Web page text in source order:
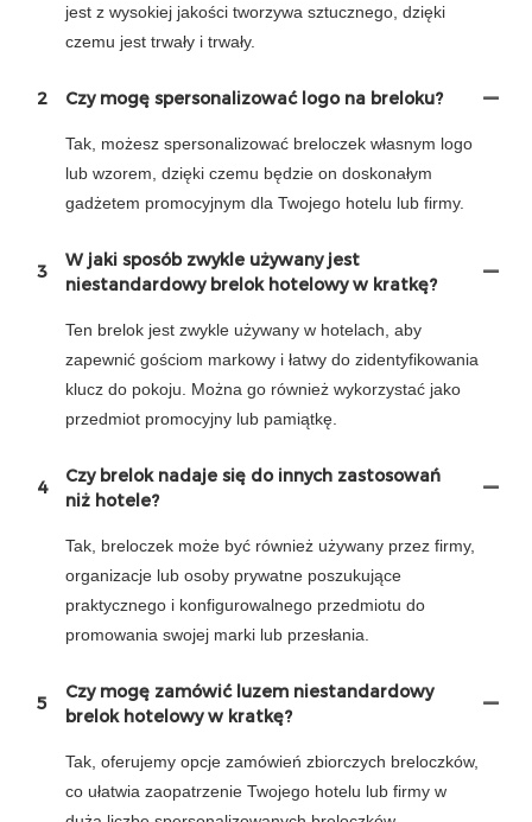
jest z wysokiej jakości tworzywa sztucznego, dzięki
czemu jest trwały i trwały.
2 Czy mogę spersonalizować logo na breloku?
Tak, możesz spersonalizować breloczek własnym logo
lub wzorem, dzięki czemu będzie on doskonałym
gadżetem promocyjnym dla Twojego hotelu lub firmy.
3
W jaki sposób zwykle używany jest
niestandardowy brelok hotelowy w kratkę?
Ten brelok jest zwykle używany w hotelach, aby
zapewnić gościom markowy i łatwy do zidentyfikowania
klucz do pokoju. Można go również wykorzystać jako
przedmiot promocyjny lub pamiątkę.
4
Czy brelok nadaje się do innych zastosowań
niż hotele?
Tak, breloczek może być również używany przez firmy,
organizacje lub osoby prywatne poszukujące
praktycznego i konfigurowalnego przedmiotu do
promowania swojej marki lub przesłania.
5
Czy mogę zamówić luzem niestandardowy
brelok hotelowy w kratkę?
Tak, oferujemy opcje zamówień zbiorczych breloczków,
co ułatwia zaopatrzenie Twojego hotelu lub firmy w